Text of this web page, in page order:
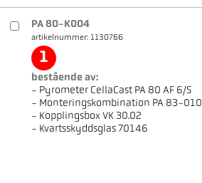
PA 80-K004
artikelnummer: 1130766
1
bestående av:
- Pyrometer CellaCast PA 80 AF 6/S
- Monteringskombination PA 83-010
- Kopplingsbox VK 30.02
- Kvartsskyddsglas 70146